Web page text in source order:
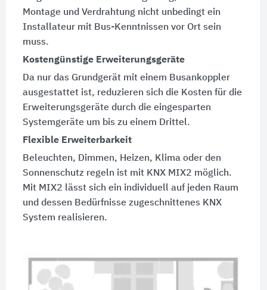
Montage und Verdrahtung nicht unbedingt ein
Installateur mit Bus-Kenntnissen vor Ort sein
muss.
Kostengünstige Erweiterungsgeräte
Da nur das Grundgerät mit einem Busankoppler
ausgestattet ist, reduzieren sich die Kosten für die
Erweiterungsgeräte durch die eingesparten
Systemgeräte um bis zu einem Drittel.
Flexible Erweiterbarkeit
Beleuchten, Dimmen, Heizen, Klima oder den
Sonnenschutz regeln ist mit KNX MIX2 möglich.
Mit MIX2 lässt sich ein individuell auf jeden Raum
und dessen Bedürfnisse zugeschnittenes KNX
System realisieren.